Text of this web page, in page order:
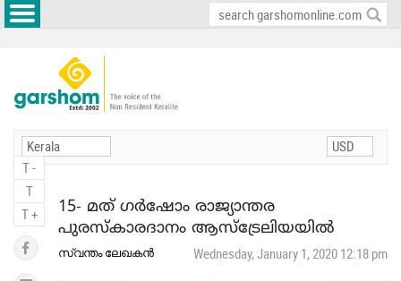
T -
T
T +
15- മത് ഗർഷോം രാജ്യാന്തര
പുരസ്‌കാരദാനം ആസ്ട്രേലിയയിൽ
സ്വന്തം ലേഖകൻ Wednesday, January 1, 2020 12:18 pm